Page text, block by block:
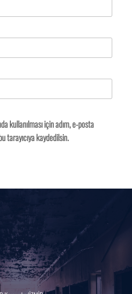
kullanılması için adım, e-posta
tarayıcıya kaydedilsin.